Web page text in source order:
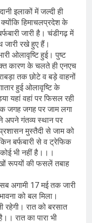
इलाकों में जल्दी ही
हिमाचलप्रदेश के
जारी है। चंडीगढ़ में
रखे हुए हैं।
ओलावृष्टि हुई। पुष्ट
कारण के चलते ही एनएच
तक छोटे व बड़े वाहनों
हुई ओलावृष्टि के
यहां वहां पर फिसल रही
जगह जगह पर जाम लगा
अपने गंतव्य स्थान पर
मुस्तैदी से जाम को
बर्फबारी से व ट्रेफिक
भी नहीं है।।।
रूपयों की फसलें तबाह
अगामी 17 मई तक जारी
को बल मिला।
रात को बरसात
रात का पारा भी